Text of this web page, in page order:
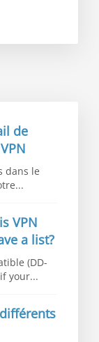
de
dans le
VPN
a list?
(DD-
your...